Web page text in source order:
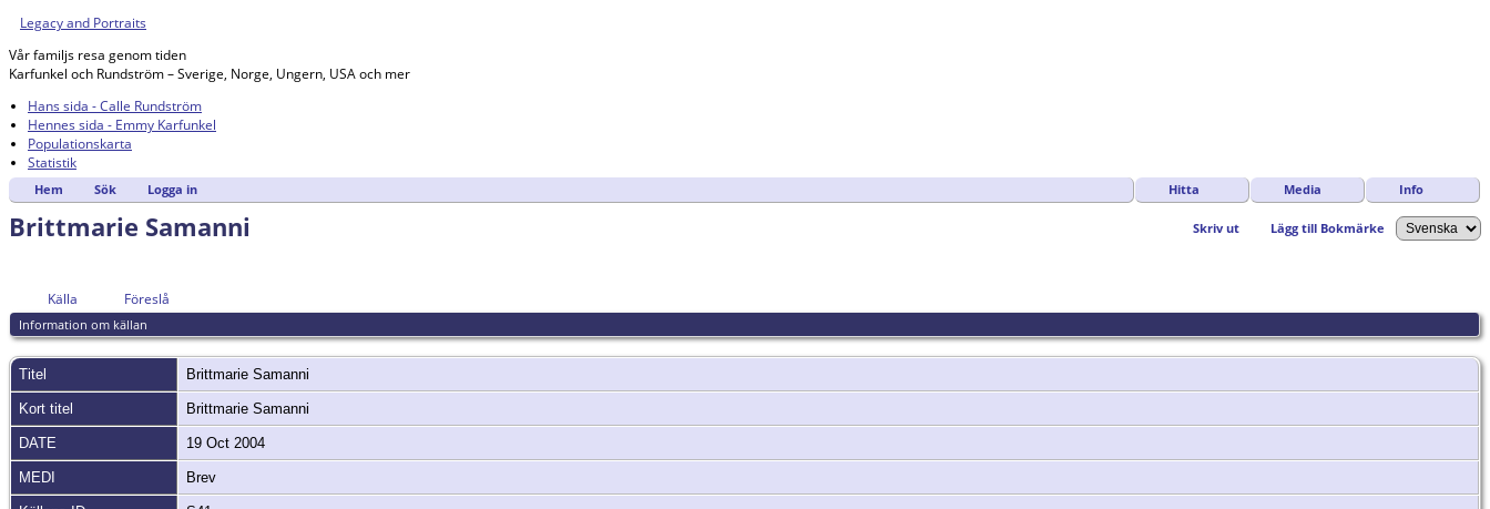
Legacy and Portraits
Vår familjs resa genom tiden
Karfunkel och Rundström – Sverige, Norge, Ungern, USA och mer
Hans sida - Calle Rundström
Hennes sida - Emmy Karfunkel
Populationskarta
Statistik
Hitta Media Info
Hem Sök Logga in
Skriv ut Lägg till Bokmärke
Brittmarie Samanni
Källa Föreslå
Information om källan
Titel Brittmarie Samanni
Kort titel Brittmarie Samanni
DATE 19 Oct 2004
MEDI Brev